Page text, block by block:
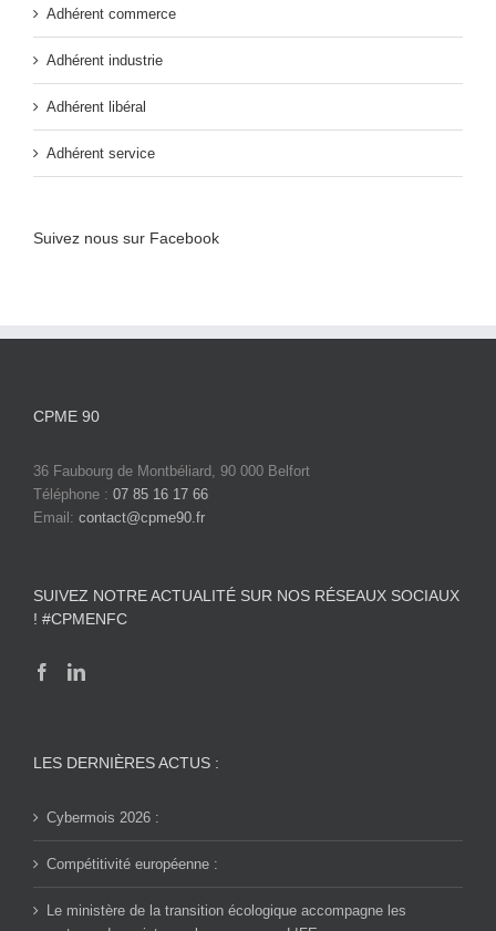
Adhérent commerce
Adhérent industrie
Adhérent libéral
Adhérent service
Suivez nous sur Facebook
CPME 90
36 Faubourg de Montbéliard, 90 000 Belfort
Téléphone : 07 85 16 17 66
Email: contact@cpme90.fr
SUIVEZ NOTRE ACTUALITÉ SUR NOS RÉSEAUX SOCIAUX
! #CPMENFC
LES DERNIÈRES ACTUS :
Cybermois 2026 :
Compétitivité européenne :
Le ministère de la transition écologique accompagne les